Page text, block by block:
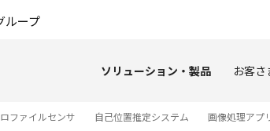
ループ
ソリューション・製品 お客さ
ファイルセンサ 自己位置推定システム 画像処理アプ